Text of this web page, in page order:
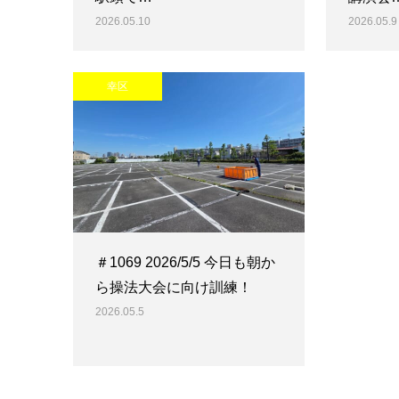
2026.05.10 2026.05.9
幸区
＃1069 2026/5/5 今日も朝か
ら操法大会に向け訓練！
2026.05.5